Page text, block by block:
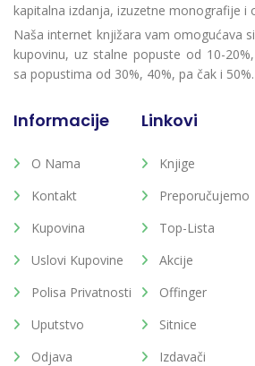
kapitalna izdanja, izuzetne monografije i
Naša internet knjižara vam omogućava
kupovinu, uz stalne popuste od 10-
sa popustima od 30%, 40%, pa čak i 50%.
Informacije
O Nama
Kontakt
Kupovina
Uslovi Kupovine
Polisa Privatnosti
Uputstvo
Odjava
Linkovi
Knjige
Preporučujemo
Top-Lista
Akcije
Offinger
Sitnice
Izdavači